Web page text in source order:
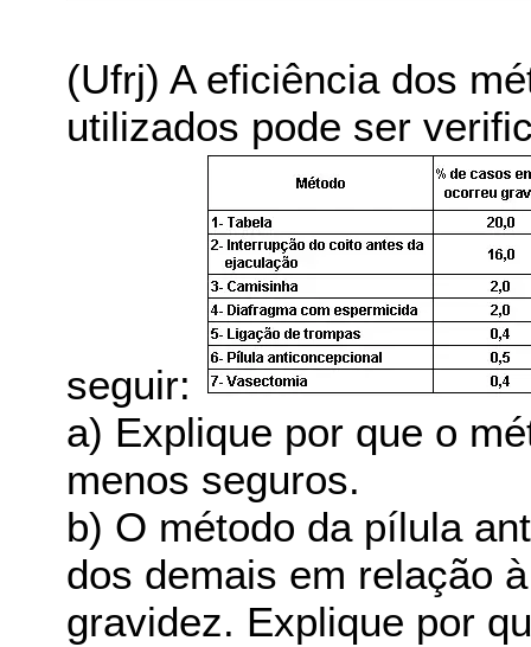
(Ufrj) A eficiência dos
utilizados pode ser
seguir:
a) Explique por que o
menos seguros.
b) O método da pílula
dos demais em relação
gravidez. Explique por